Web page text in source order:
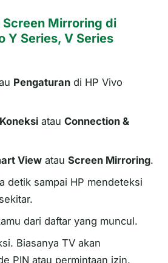
Mirroring di
Y Series, V Series
Pengaturan di HP Vivo
Koneksi atau Connection &
View atau Screen Mirroring.
detik sampai HP mendeteksi
dari daftar yang muncul.
Biasanya TV akan
PIN atau permintaan izin.